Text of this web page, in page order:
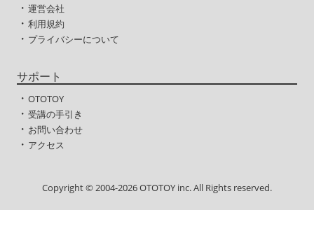
・ 運営会社
・ 利用規約
・ プライバシーについて
サポート
・ OTOTOY
・ 受講の手引き
・ お問い合わせ
・ アクセス
Copyright © 2004-2026 OTOTOY inc. All Rights reserved.